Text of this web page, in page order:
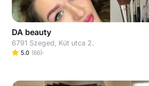
DA beauty
6791 Szeged, Kút utca 2.
5.0 (66)